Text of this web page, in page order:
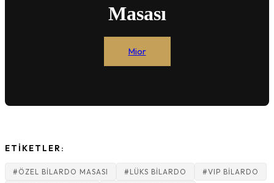
Masası
Mior
ETİKETLER:
#ÖZEL BILARDO MASASI #LÜKS BILARDO
#VIP BILARDO